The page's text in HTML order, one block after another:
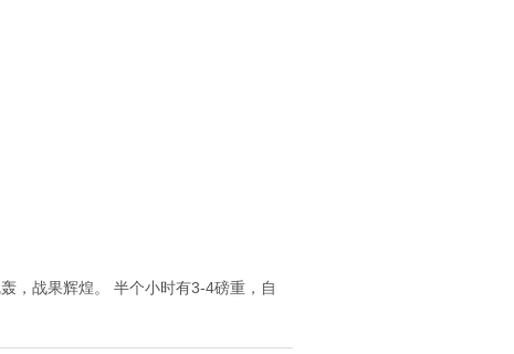
，战果辉煌。 半个小时有3-4磅重，自